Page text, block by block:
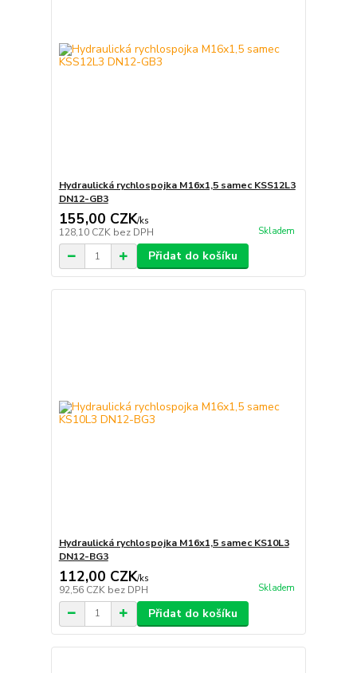
Hydraulická rychlospojka M16x1,5 samec KSS12L3
DN12-GB3
155,00 CZK/ks
128,10 CZK bez DPH Skladem
Přidat do košíku
Hydraulická rychlospojka M16x1,5 samec KS10L3
DN12-BG3
112,00 CZK/ks
92,56 CZK bez DPH Skladem
Přidat do košíku